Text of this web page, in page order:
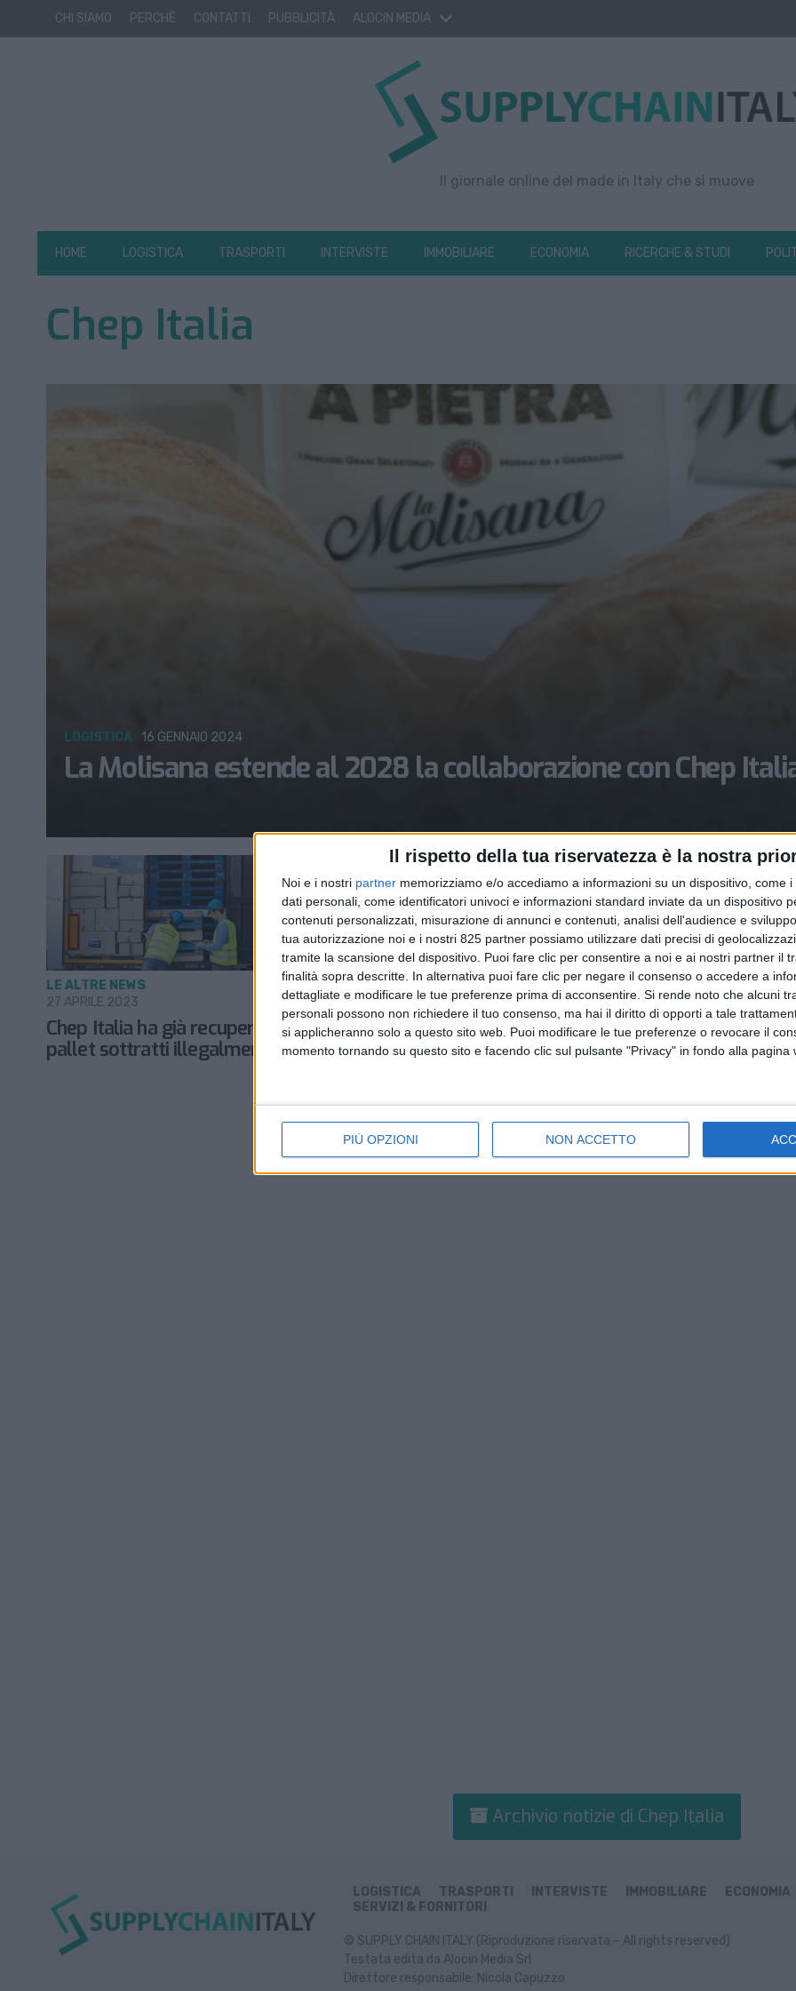
Il rispetto della tua riservatezza è la nostra
Noi e i nostri partner memorizziamo e/o accediamo a informazioni su un dispositivo, come
dati personali, come identificatori univoci e informazioni standard inviate da un dispositivo
contenuti personalizzati, misurazione di annunci e contenuti, analisi dell'audience e
tua autorizzazione noi e i nostri 825 partner possiamo utilizzare dati precisi di
tramite la scansione del dispositivo. Puoi fare clic per consentire a noi e ai nostri partner il
finalità sopra descritte. In alternativa puoi fare clic per negare il consenso o accedere a
dettagliate e modificare le tue preferenze prima di acconsentire. Si rende noto che alcuni
personali possono non richiedere il tuo consenso, ma hai il diritto di opporti a tale
si applicheranno solo a questo sito web. Puoi modificare le tue preferenze o revocare il
momento tornando su questo sito e facendo clic sul pulsante "Privacy" in fondo alla pagina
PIÙ OPZIONI NON ACCETTO
CHI SIAMO PERCHÈ CONTATTI PUBBLICITÀ ALOCIN MEDIA
Il giornale online del made in Italy che si muove
HOME LOGISTICA TRASPORTI INTERVISTE IMMOBILIARE ECONOMIA RICERCHE & STUDI
Chep Italia
La Molisana estende al 2028 la collaborazione con Chep
LOGISTICA 16 GENNAIO 2024
Chep Italia ha già recuperato 10mila
pallet sottratti illegalmente
LE ALTRE NEWS
27 APRILE 2023
Archivio notizie di Chep Italia
LOGISTICA TRASPORTI INTERVISTE IMMOBILIARE
ECONOMIA
SERVIZI & FORNITORI
© SUPPLY CHAIN ITALY (Riproduzione riservata – All rights reserved)
Testata edita da Alocin Media Srl
Direttore responsabile: Nicola Capuzzo